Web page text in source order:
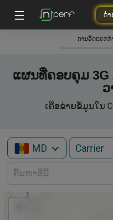
ດ
ການວັດແທກກໍ
ແຜນທີ່ຄອບຄຸມ 3G
ວ
ເຄືອຂ່າຍຂໍ້ມູນໃນ
MD